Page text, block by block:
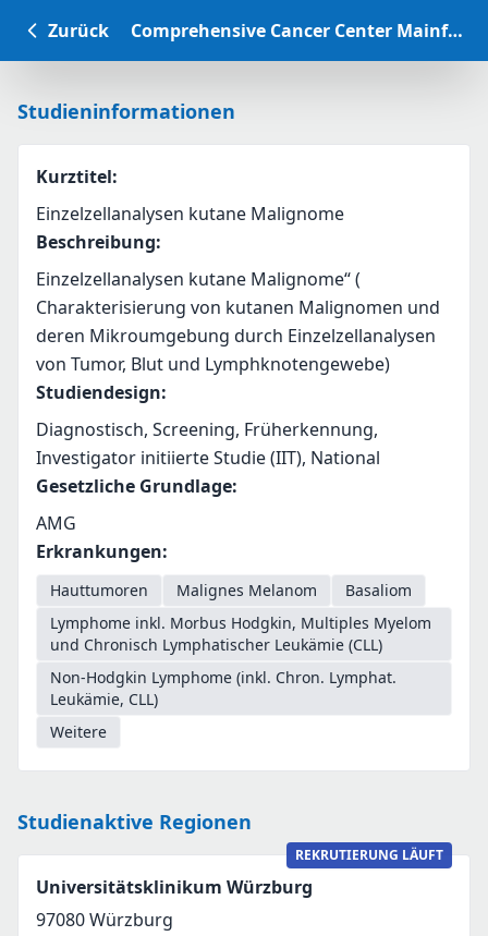
Zurück Comprehensive Cancer Center Mainfranken Studiendatenbank
Studieninformationen
Kurztitel:
Einzelzellanalysen kutane Malignome
Beschreibung:
Einzelzellanalysen kutane Malignome“ (
Charakterisierung von kutanen Malignomen und
deren Mikroumgebung durch Einzelzellanalysen
von Tumor, Blut und Lymphknotengewebe)
Studiendesign:
Diagnostisch, Screening, Früherkennung,
Investigator initiierte Studie (IIT), National
Gesetzliche Grundlage:
AMG
Erkrankungen:
Hauttumoren Malignes Melanom
Basaliom
Lymphome inkl. Morbus Hodgkin, Multiples Myelom
und Chronisch Lymphatischer Leukämie (CLL)
Non-Hodgkin Lymphome (inkl. Chron. Lymphat.
Leukämie, CLL)
Weitere
Studienaktive Regionen
REKRUTIERUNG LÄUFT
Universitätsklinikum Würzburg
97080Würzburg